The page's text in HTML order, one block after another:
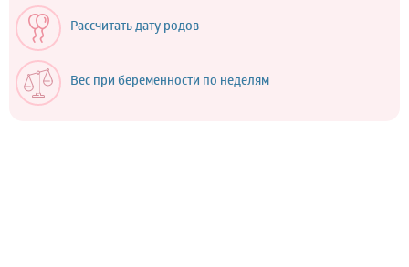
Рассчитать дату родов
Вес при беременности по неделям